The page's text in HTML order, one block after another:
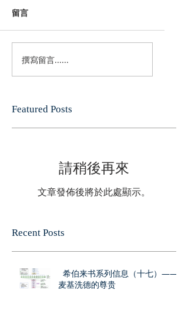
留言
撰寫留言......
Featured Posts
請稍後再來
文章發佈後將於此處顯示。
Recent Posts
希伯来书系列信息（十七）——
麦基洗德的尊贵